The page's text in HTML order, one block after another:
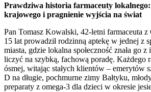
Prawdziwa historia farmaceuty
krajowego i pragnienie wyjścia na świat
Pan Tomasz Kowalski, 42-letni farmaceuta z
15 lat prowadził rodzinną aptekę w jednej z
miasta, gdzie lokalna społeczność znała go z
liczyć na szybką, fachową poradę. Każdego
ósmej, witając stałych klientów – emerytów
D na długie, pochmurne zimy Bałtyku,
preparaty z omega-3 dla dzieci w okresie